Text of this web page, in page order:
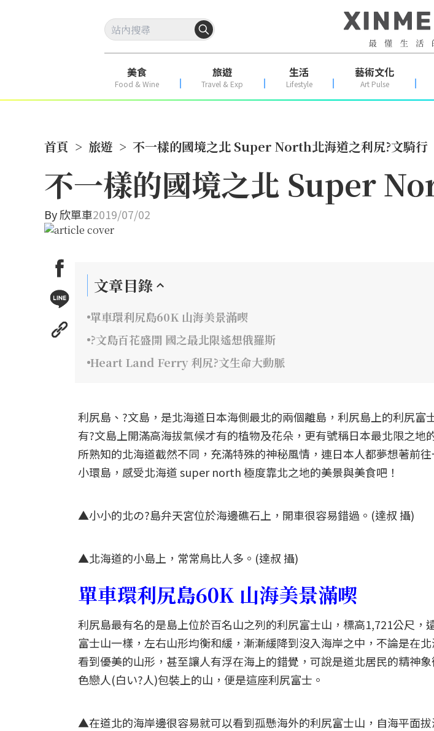
美食
Food & Wine
旅遊
Travel & Exp
生活
Lifestyle
藝術文化
Art Pulse
首頁 > 旅遊 > 不一樣的國境之北 Super North北海道之利尻?文騎行
不一樣的國境之北 Super
By欣單車2019/07/02
文章目錄
單車環利尻島60K 山海美景滿喫
?文島百花盛開 國之最北限遙想俄羅斯
Heart Land Ferry 利尻?文生命大動脈
利尻島、?文島，是北海道日本海側最北的兩個離島，利尻島上的利尻富
有?文島上開滿高海拔氣候才有的植物及花朵，更有號稱日本最北限之地
所熟知的北海道截然不同，充滿特殊的神秘風情，連日本人都夢想著前
小環島，感受北海道 super north 極度靠北之地的美景與美食吧！
▲小小的北の?島弁天宮位於海邊礁石上，開車很容易錯過。(達叔 攝)
▲北海道的小島上，常常鳥比人多。(達叔 攝)
單車環利尻島60K 山海美景滿喫
利尻島最有名的是島上位於百名山之列的利尻富士山，標高1,721公尺，
富士山一樣，左右山形均衡和緩，漸漸緩降到沒入海岸之中，不論是在
看到優美的山形，甚至讓人有浮在海上的錯覺，可說是道北居民的精神
色戀人(白い?人)包裝上的山，便是這座利尻富士。
▲在道北的海岸邊很容易就可以看到孤懸海外的利尻富士山，自海平面